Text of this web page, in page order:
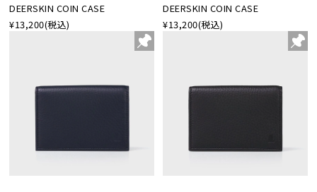
DEERSKIN COIN CASE
¥13,200(税込)
DEERSKIN COIN CASE
¥13,200(税込)